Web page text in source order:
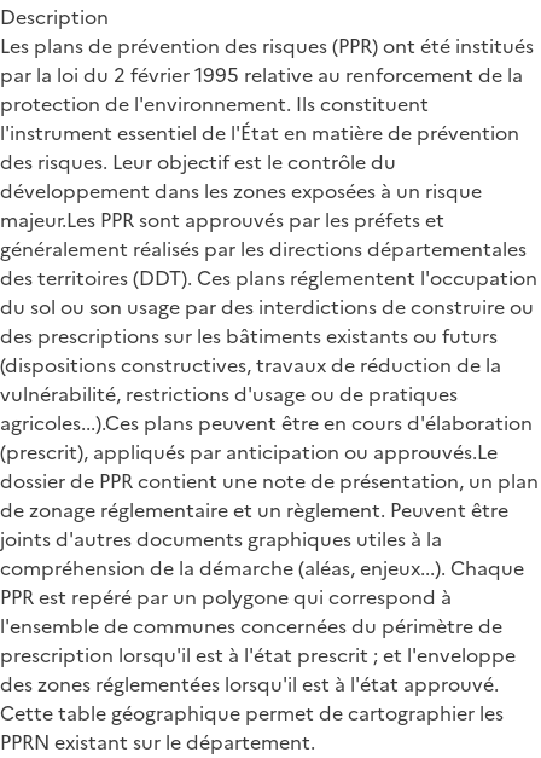
Description
Les plans de prévention des risques (PPR) ont été institués
par la loi du 2 février 1995 relative au renforcement de la
protection de l'environnement. Ils constituent
l'instrument essentiel de l'État en matière de prévention
des risques. Leur objectif est le contrôle du
développement dans les zones exposées à un risque
majeur.Les PPR sont approuvés par les préfets et
généralement réalisés par les directions départementales
des territoires (DDT). Ces plans réglementent l'occupation
du sol ou son usage par des interdictions de construire ou
des prescriptions sur les bâtiments existants ou futurs
(dispositions constructives, travaux de réduction de la
vulnérabilité, restrictions d'usage ou de pratiques
agricoles...).Ces plans peuvent être en cours d'élaboration
(prescrit), appliqués par anticipation ou approuvés.Le
dossier de PPR contient une note de présentation, un plan
de zonage réglementaire et un règlement. Peuvent être
joints d'autres documents graphiques utiles à la
compréhension de la démarche (aléas, enjeux...). Chaque
PPR est repéré par un polygone qui correspond à
l'ensemble de communes concernées du périmètre de
prescription lorsqu'il est à l'état prescrit ; et l'enveloppe
des zones réglementées lorsqu'il est à l'état approuvé.
Cette table géographique permet de cartographier les
PPRN existant sur le département.